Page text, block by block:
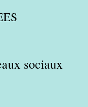
sociaux